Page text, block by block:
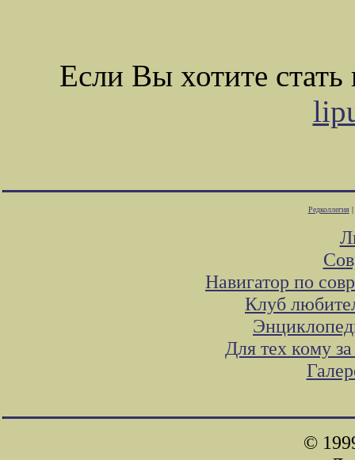
Если Вы хотите
Редколлегия|
Навигатор по
Клуб
Для тех кому
©